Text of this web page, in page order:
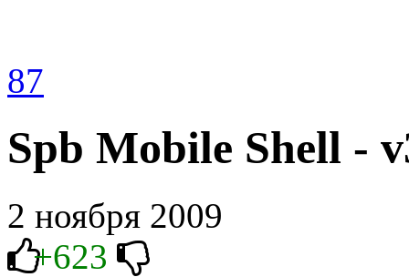
87
Spb Mobile Shell -
2 ноября 2009
+623